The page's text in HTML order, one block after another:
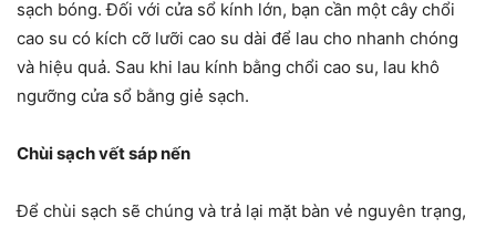
sạch bóng. Đối với cửa sổ kính lớn, bạn cần một cây chổi
cao su có kích cỡ lưỡi cao su dài để lau cho nhanh chóng
và hiệu quả. Sau khi lau kính bằng chổi cao su, lau khô
ngưỡng cửa sổ bằng giẻ sạch.
Chùi sạch vết sáp nến
Để chùi sạch sẽ chúng và trả lại mặt bàn vẻ nguyên trạng,